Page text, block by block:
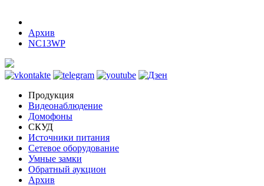
Архив
NC13WP
Продукция
Видеонаблюдение
Домофоны
СКУД
Источники питания
Сетевое оборудование
Умные замки
Обратный аукцион
Архив